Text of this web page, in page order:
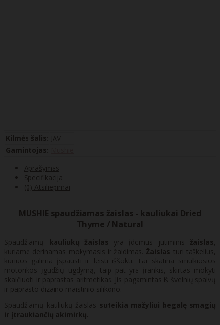
Kilmės šalis: JAV
Gamintojas:
Aprašymas
Specifikacija
(0) Atsiliepimai
MUSHIE spaudžiamas žaislas - kauliukai Dried
Thyme / Natural
Spaudžiamų kauliukų žaislas yra įdomus jutiminis žaislas,
kuriame derinamas mokymasis ir žaidimas. Žaislas turi taškelius,
kuriuos galima įspausti ir leisti iššokti. Tai skatina smulkiosios
motorikos įgūdžių ugdymą, taip pat yra įrankis, skirtas mokyti
skaičiuoti ir paprastas aritmetikas. Jis pagamintas iš švelnių spalvų
ir paprasto dizaino maistinio silikono.
Spaudžiamų kauliukų žaislas suteikia mažyliui begalę smagių
ir įtraukiančių akimirkų.